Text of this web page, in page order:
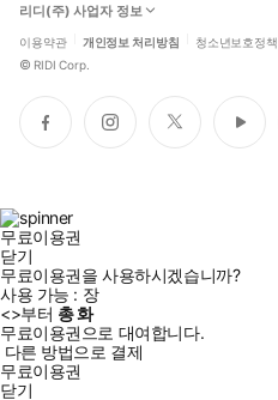
리디(주) 사업자 정보
이용약관 개인정보 처리방침 청소년보호정책
© RIDI Corp.
페
이
인
스
트
위
유
튜
무료이용권
닫기
무료이용권을 사용하시겠습니까?
사용 가능 : 장
<>부터 총화
무료이용권으로 대여합니다.
다른 방법으로 결제
무료이용권
닫기